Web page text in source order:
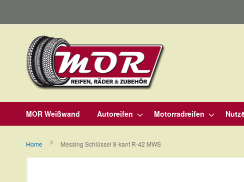
zum
Inhalt
MOR Weißwand Autoreifen Motorradreifen
Home Messing Schlüssel 8-kant R-42 MWS